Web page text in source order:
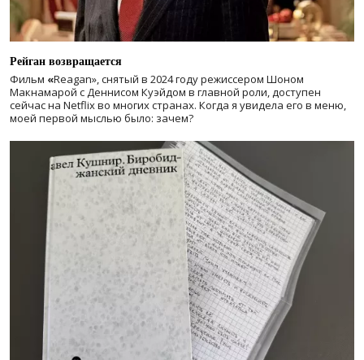
Рейган возвращается
Фильм «Reagan», снятый в 2024 годурежиссером Шоном
Макнамарой с Деннисом Куэйдом в главной роли, доступен
сейчас на Netflix во многих странах. Когда я увидела его в меню,
моей первой мыслью было: зачем?